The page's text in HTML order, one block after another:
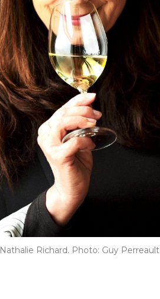
Nathalie Richard. Photo: Guy Perreault